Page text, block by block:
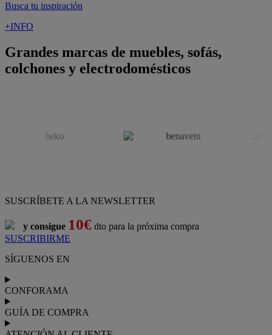
Busca tu inspiración
+INFO
Grandes marcas de muebles, sofás,
colchones y electrodomésticos
SUSCRÍBETE A LA NEWSLETTER
y consigue 10€ dto para la próxima compra
SUSCRIBIRME
SÍGUENOS EN
CONFORAMA
GUÍA DE COMPRA